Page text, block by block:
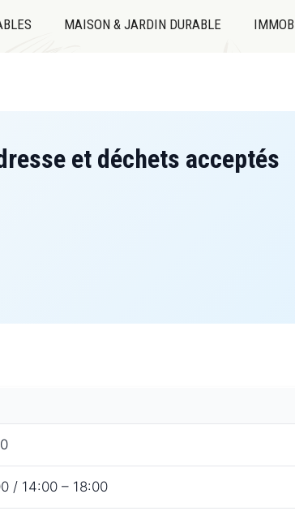
MAISON & JARDIN DURABLE
et déchets acceptés
/ 14:00 – 18:00